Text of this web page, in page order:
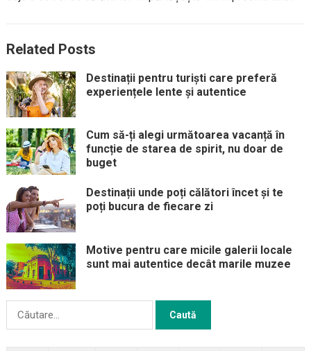
Related Posts
Destinații pentru turiști care preferă
experiențele lente și autentice
Cum să-ți alegi următoarea vacanță în
funcție de starea de spirit, nu doar de
buget
Destinații unde poți călători încet și te
poți bucura de fiecare zi
Motive pentru care micile galerii locale
sunt mai autentice decât marile muzee
Caută